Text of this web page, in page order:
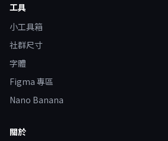
工具
小工具箱
社群尺寸
字體
Figma 專區
Nano Banana
關於